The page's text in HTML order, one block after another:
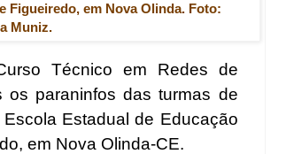
Figueiredo, em Nova Olinda. Foto:
Muniz.
Técnico em Redes de
os paraninfos das turmas de
Estadual de Educação
em Nova Olinda-CE.